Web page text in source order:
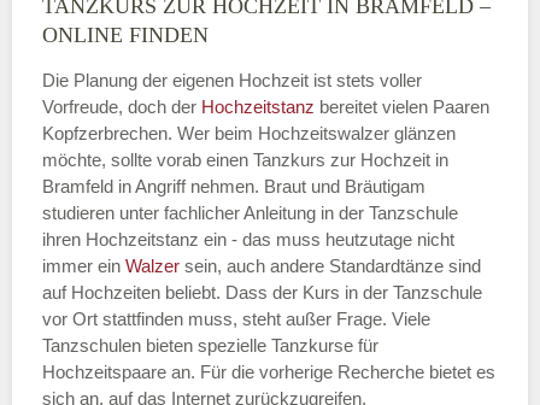
Montag
—
ÖFFNUNGSZEITEN HINZUFÜGEN
Dienstag
—
ÖFFNUNGSZEITEN HINZUFÜGEN
TANZKURS ZUR HOCHZEIT IN BRAMFELD –
ONLINE FINDEN
Die Planung der eigenen Hochzeit ist stets voller
Vorfreude, doch der Hochzeitstanz bereitet vielen Paaren
Kopfzerbrechen. Wer beim Hochzeitswalzer glänzen
möchte, sollte vorab einen Tanzkurs zur Hochzeit in
Bramfeld in Angriff nehmen. Braut und Bräutigam
studieren unter fachlicher Anleitung in der Tanzschule
ihren Hochzeitstanz ein - das muss heutzutage nicht
immer ein Walzer sein, auch andere Standardtänze sind
auf Hochzeiten beliebt. Dass der Kurs in der Tanzschule
vor Ort stattfinden muss, steht außer Frage. Viele
Tanzschulen bieten spezielle Tanzkurse für
Hochzeitspaare an. Für die vorherige Recherche bietet es
sich an, auf das Internet zurückzugreifen.